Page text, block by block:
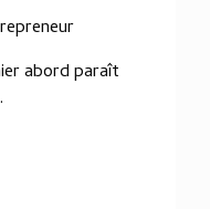
abord paraît